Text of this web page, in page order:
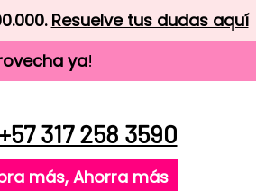
Resuelve tus dudas aquí
ya!
+57 317 258 3590
más, Ahorra más